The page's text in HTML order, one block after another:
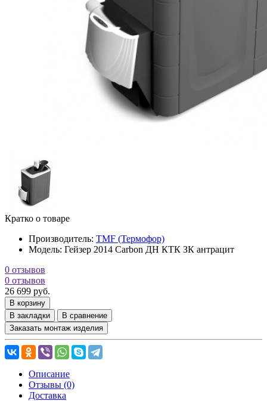
Кратко о товаре
Производитель: TMF (Термофор)
Модель: Гейзер 2014 Carbon ДН КТК ЗК антрацит
0 отзывов
0 отзывов
26 699 руб.
В корзину
В закладки
В сравнение
Заказать монтаж изделия
Описание
Отзывы (0)
Доставка